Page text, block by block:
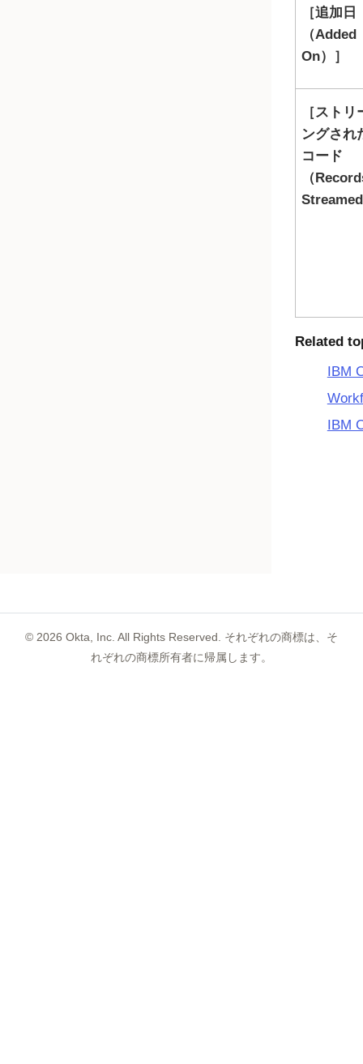
追加日
（Added
On）
ストリ
ングされ
コード
（
Related
IBM
IBM
© 2026 Okta, Inc. All Rights Reserved. それぞれの商標は、そ
れぞれの商標所有者に帰属します。